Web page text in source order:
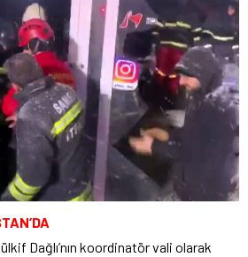
Dağlı’nın koordinatör vali olarak